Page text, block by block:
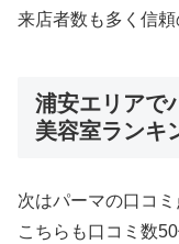
来店者数も多く信頼
浦安エリアで
美容室ランキ
次はパーマの口コ
こちらも口コミ数